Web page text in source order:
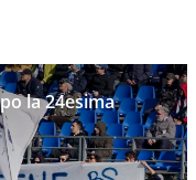
la 24esima